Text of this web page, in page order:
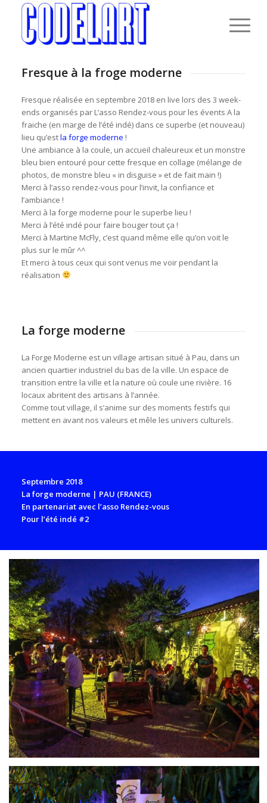
Fresque à la froge moderne
Fresque réalisée en septembre 2018 en live lors des 3 week-
ends organisés par L’asso Rendez-vous pour les évents A la
fraiche (en marge de l’été indé) dans ce superbe (et nouveau)
lieu qu’estla forge moderne !
Une ambiance à la coule, un accueil chaleureux et un monstre
bleu bien entouré pour cette fresque en collage (mélange de
photos, de monstre bleu « in disguise » et de fait main !)
Merci à l’asso rendez-vous pour l’invit, la confiance et
l’ambiance !
Merci à la forge moderne pour le superbe lieu !
Merci à l’été indé pour faire bouger tout ça !
Merci à Martine McFly, c’est quand même elle qu’on voit le
plus sur le mûr ^^
Et merci à tous ceux qui sont venus me voir pendant la
réalisation
La forge moderne
La Forge Moderne est un village artisan situé à Pau, dans un
ancien quartier industriel du bas de la ville. Un espace de
transition entre la ville et la nature où coule une rivière. 16
locaux abritent des artisans à l’année.
Comme tout village, il s’anime sur des moments festifs qui
mettent en avant nos valeurs et mêle les univers culturels.
Septembre 2018
La forge moderne | PAU (FRANCE)
En partenariat avec l’asso Rendez-vous
Pour l’été indé #2